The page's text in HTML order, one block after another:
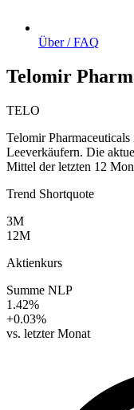
Über / FAQ
Telomir
TELO
Telomir
Leeverkäufern. Die
Mittel der letzten 12
Trend Shortquote
3M
12M
Aktienkurs
Summe NLP
1.42%
+0.03%
vs. letzter Monat